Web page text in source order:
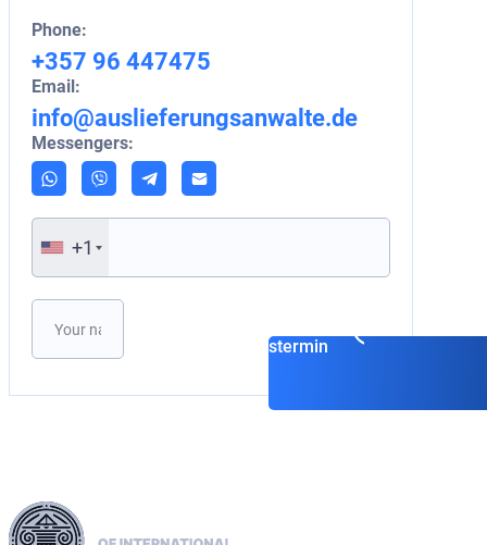
Phone:
+357 96 447475
Email:
info@auslieferungsanwalte.de
Messengers:
+1
Beratungstermin